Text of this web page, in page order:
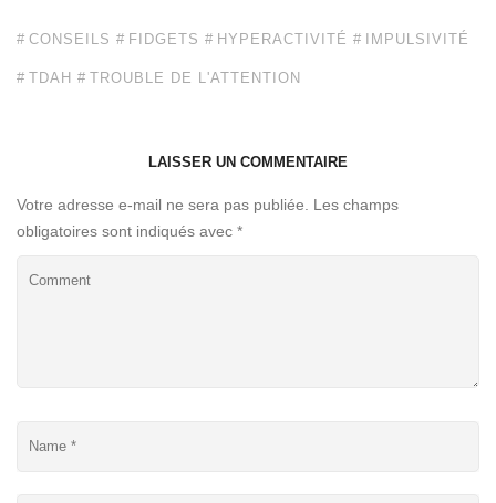
CONSEILS FIDGETS HYPERACTIVITÉ IMPULSIVITÉ
TDAH TROUBLE DE L'ATTENTION
LAISSER UN COMMENTAIRE
Votre adresse e-mail ne sera pas publiée. Les champs
obligatoires sont indiqués avec *